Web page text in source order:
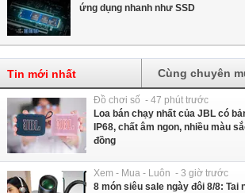
ứng dụng nhanh như SSD
Tin mới nhất Cùng chuyên
Đồ chơi số - 47 phút trước
Loa bán chạy nhất của JBL có
IP68, chất âm ngon, nhiều màu
đồng
Xem - Mua - Luôn - 3 giờ trước
8 món siêu sale ngày đôi 8/8: Tai